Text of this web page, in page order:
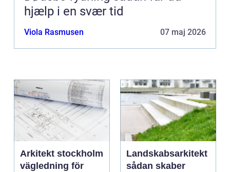
hjælp i en svær tid
Viola Rasmusen 07 maj 2026
Arkitekt stockholm
vägledning för
Landskabsarkitekt
sådan skaber